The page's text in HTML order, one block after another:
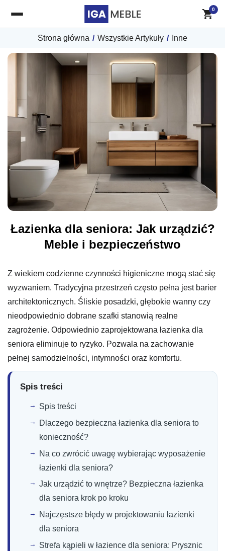
Strona główna / Wszystkie Artykuły / Inne
Łazienka dla seniora: Jak urządzić?
Meble i bezpieczeństwo
Z wiekiem codzienne czynności higieniczne mogą stać się
wyzwaniem. Tradycyjna przestrzeń często pełna jest barier
architektonicznych. Śliskie posadzki, głębokie wanny czy
nieodpowiednio dobrane szafki stanowią realne
zagrożenie. Odpowiednio zaprojektowana łazienka dla
seniora eliminuje to ryzyko. Pozwala na zachowanie
pełnej samodzielności, intymności oraz komfortu.
Spis treści
Spis treści
Dlaczego bezpieczna łazienka dla seniora to
konieczność?
Na co zwrócić uwagę wybierając wyposażenie
łazienki dla seniora?
Jak urządzić to wnętrze? Bezpieczna łazienka
dla seniora krok po kroku
Najczęstsze błędy w projektowaniu łazienki
dla seniora
Strefa kąpieli w łazience dla seniora: Prysznic
0